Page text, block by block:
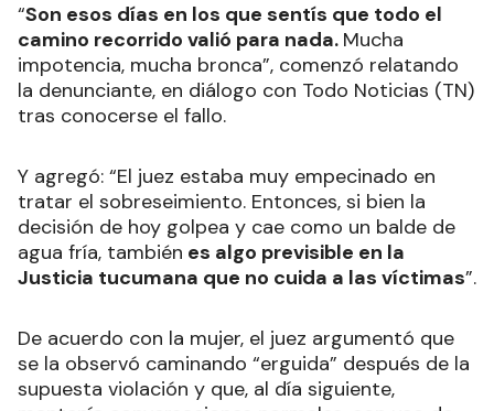
“Son esos días en los que sentís que todo el
camino recorrido valió para nada. Mucha
impotencia, mucha bronca”, comenzó relatando
la denunciante, en diálogo con Todo Noticias (TN)
tras conocerse el fallo.
Y agregó: “El juez estaba muy empecinado en
tratar el sobreseimiento. Entonces, si bien la
decisión de hoy golpea y cae como un balde de
agua fría, también es algo previsible en la
Justicia tucumana que no cuida a las víctimas”.
De acuerdo con la mujer, el juez argumentó que
se la observó caminando “erguida” después de la
supuesta violación y que, al día siguiente,